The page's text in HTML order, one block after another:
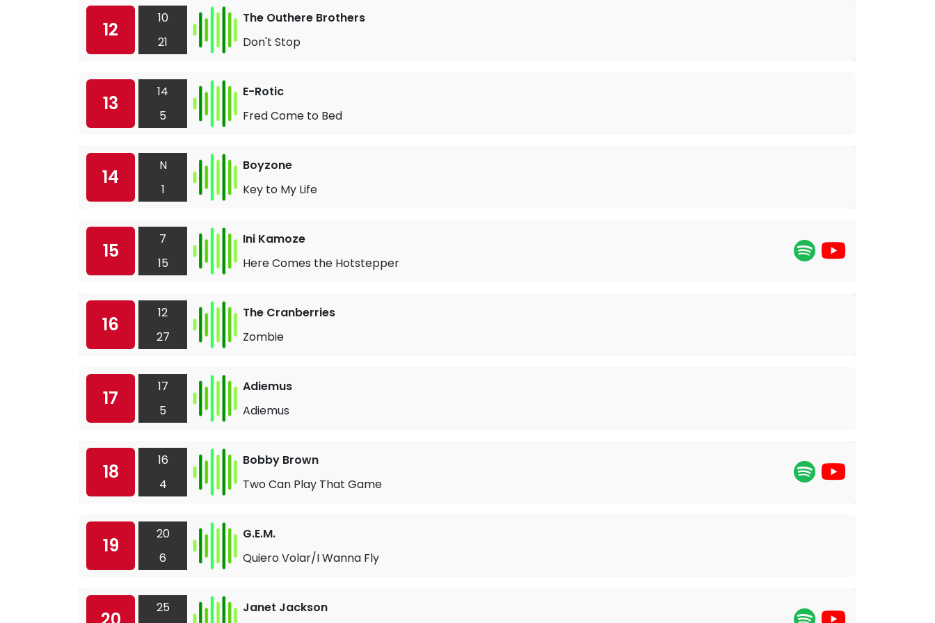
12
10
21
The Outhere Brothers
Don't Stop
13
14
5
E-Rotic
Fred Come to Bed
14
N
1
Boyzone
Key to My Life
15
7
15
Ini Kamoze
Here Comes the Hotstepper
16
12
27
The Cranberries
Zombie
17
17
5
Adiemus
Adiemus
18
16
4
Bobby Brown
Two Can Play That Game
19
20
6
G.E.M.
Quiero Volar/I Wanna Fly
25 Janet Jackson